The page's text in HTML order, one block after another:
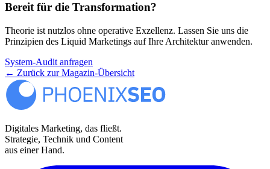
Bereit für die Transformation?
Theorie ist nutzlos ohne operative Exzellenz. Lassen Sie uns die
Prinzipien des Liquid Marketings auf Ihre Architektur anwenden.
System-Audit anfragen
← Zurück zur Magazin-Übersicht
Digitales Marketing, das fließt.
Strategie, Technik und Content
aus einer Hand.